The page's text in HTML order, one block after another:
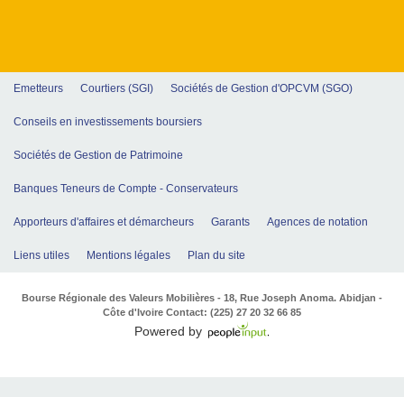
Emetteurs Courtiers (SGI) Sociétés de Gestion d'OPCVM (SGO)
Conseils en investissements boursiers
Sociétés de Gestion de Patrimoine
Banques Teneurs de Compte - Conservateurs
Apporteurs d'affaires et démarcheurs Garants Agences de notation
Liens utiles Mentions légales Plan du site
Bourse Régionale des Valeurs Mobilières - 18, Rue Joseph Anoma. Abidjan -
Côte d'Ivoire Contact: (225) 27 20 32 66 85
Powered by